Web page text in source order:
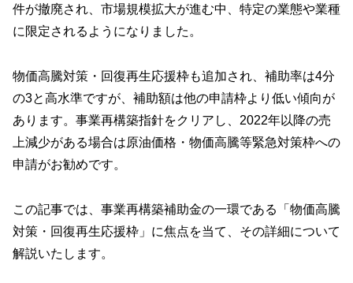
件が撤廃され、市場規模拡大が進む中、特定の業態や業種
に限定されるようになりました。
物価高騰対策・回復再生応援枠も追加され、補助率は4分
の3と高水準ですが、補助額は他の申請枠より低い傾向が
あります。事業再構築指針をクリアし、2022年以降の売
上減少がある場合は原油価格・物価高騰等緊急対策枠への
申請がお勧めです。
この記事では、事業再構築補助金の一環である「物価高騰
対策・回復再生応援枠」に焦点を当て、その詳細について
解説いたします。